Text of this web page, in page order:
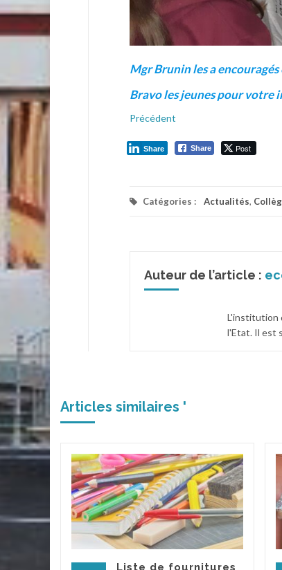
Mgr Brunin les a
Bravo les jeunes pour votre
Précédent
Share Post
Share
Catégories : Actualités,
Auteur de l’article :
L'institution
l'Etat. Il est
Articles similaires '
Liste de fournitures